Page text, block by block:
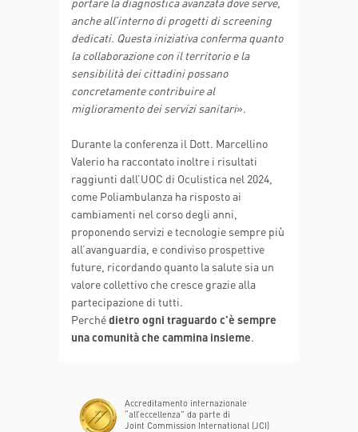
anche all’interno di progetti di screening
dedicati. Questa iniziativa conferma quanto
la collaborazione con il territorio e la
sensibilità dei cittadini possano
concretamente contribuire al
miglioramento dei servizi sanitari».
Durante la conferenza il Dott. Marcellino
Valerio ha raccontato inoltre i risultati
raggiunti dall’UOC di Oculistica nel 2024,
come Poliambulanza ha risposto ai
cambiamenti nel corso degli anni,
proponendo servizi e tecnologie sempre più
all’avanguardia, e condiviso prospettive
future, ricordando quanto la salute sia un
valore collettivo che cresce grazie alla
partecipazione di tutti.
Perchédietro ogni traguardo c’è sempre
una comunità che cammina insieme.
Accreditamento internazionale
“all’eccellenza” da parte di
Joint Commission International (JCI)